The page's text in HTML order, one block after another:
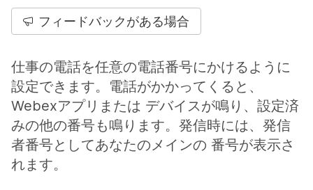
フィードバックがある場合
仕事の電話を任意の電話番号にかけるように
設定できます。電話がかかってくると、
Webexアプリまたは デバイスが鳴り、設定済
みの他の番号も鳴ります。発信時には、発信
者番号としてあなたのメインの 番号が表示さ
れます。